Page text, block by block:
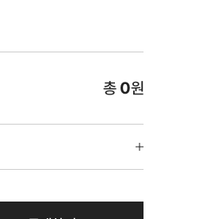
총 0원